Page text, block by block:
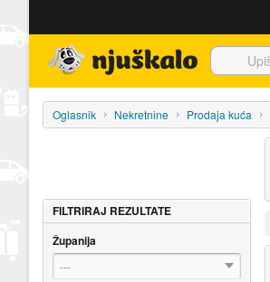
Oglasnik Nekretnine Prodaja kuća
FILTRIRAJ REZULTATE
Županija
---